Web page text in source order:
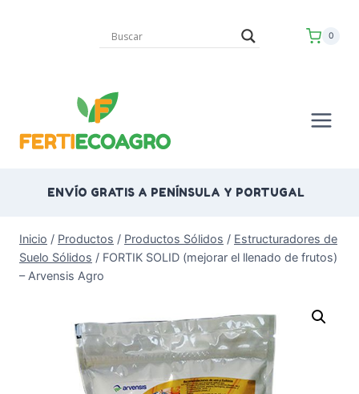
0
ENVÍO GRATIS A PENÍNSULA Y PORTUGAL
Inicio / Productos / Productos Sólidos / Estructuradores de
Suelo Sólidos / FORTIK SOLID (mejorar el llenado de frutos)
– Arvensis Agro